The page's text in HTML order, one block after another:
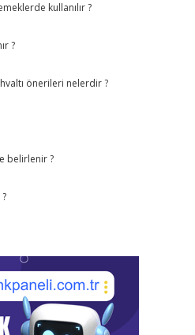
kullanılır ?
?
önerileri nelerdir ?
belirlenir ?